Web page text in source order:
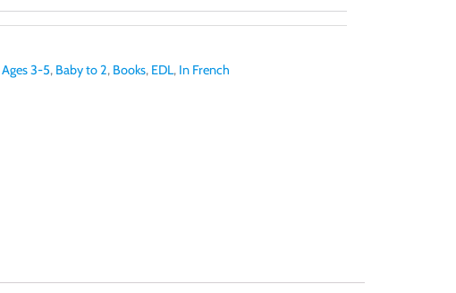
Ages 3-5, Baby to 2, Books, EDL, In French